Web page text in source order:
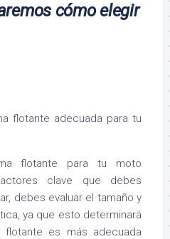
cómo elegir
flotante adecuada para tu
flotante para tu moto
clave que debes
debes evaluar el tamaño y
ya que esto determinará
es más adecuada